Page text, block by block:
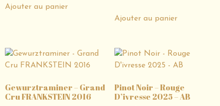
Ajouter au panier
Ajouter au panier
Gewurztraminer – Grand
Cru FRANKSTEIN 2016
Pinot Noir – Rouge
D’ivresse 2025 – AB